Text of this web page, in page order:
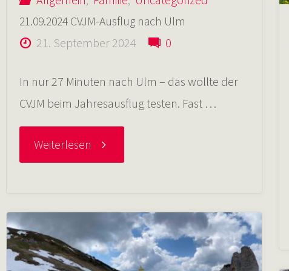
April"
21.09.2024 CVJM-Ausflug nach Ulm
21. September 2024 0
In nur 27 Minuten nach Ulm – das wollte der
CVJM beim Jahresausflug testen. Fast …
Weiterlesen "21.09.2024
Ausflug
nach